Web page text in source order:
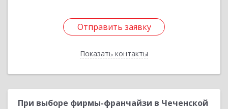
Отправить заявку
Показать контакты
Отправить заявку
Назад
При выборе фирмы-франчайзи в Чеченской